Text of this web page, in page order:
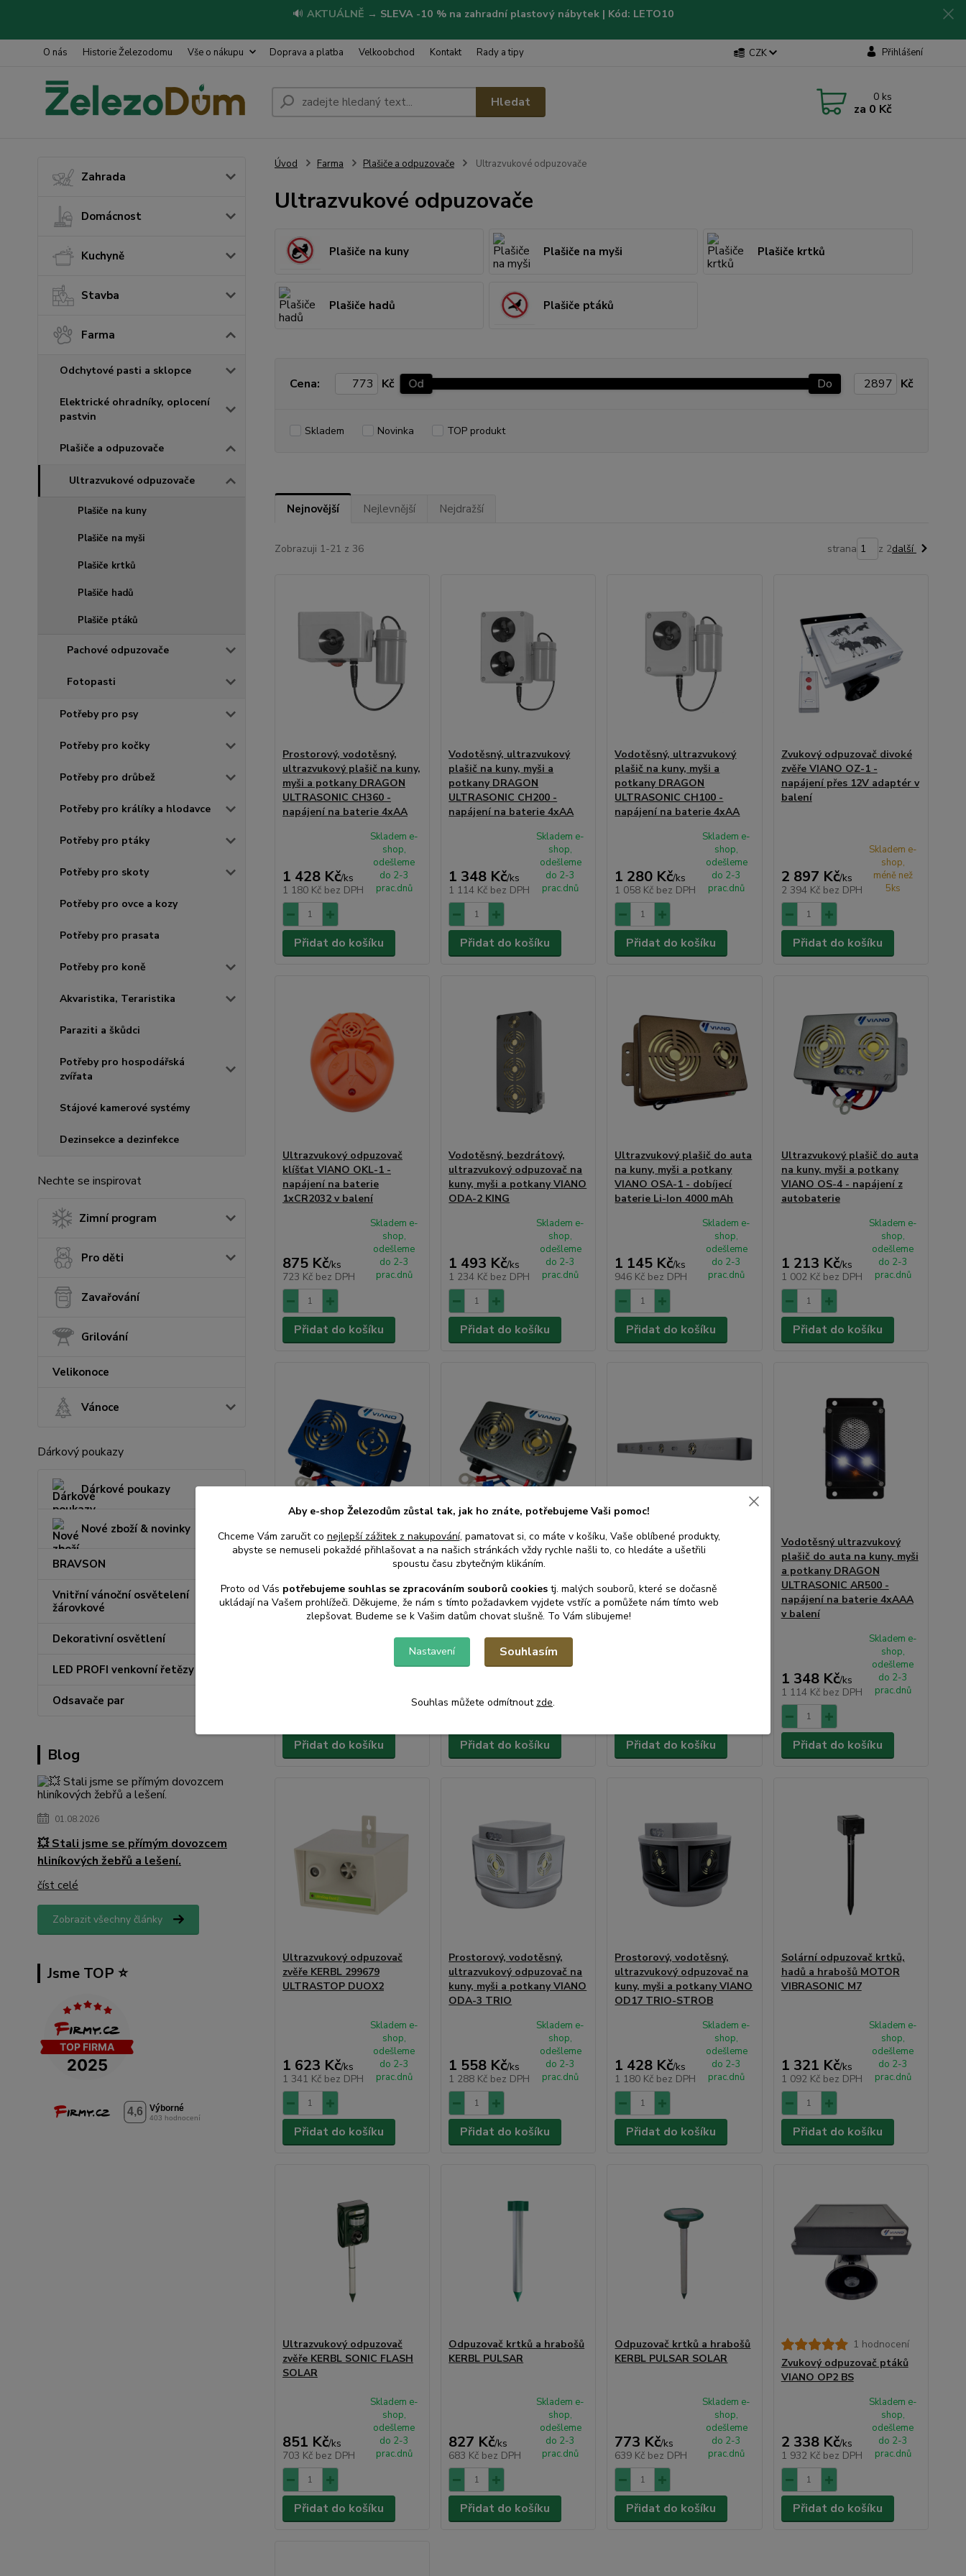
🔊 AKTUÁLNĚ → SLEVA -10 % na zahradní plastový nábytek | Kód: LETO10
O nás Historie Železodomu Vše o nákupu Doprava a platba Velkoobchod Kontakt Rady a tipy CZK Přihlášení
Hledat 0 ks
za 0 Kč
Zahrada
Domácnost
Kuchyně
Stavba
Farma
Odchytové pasti a sklopce
Elektrické ohradníky, oplocení
pastvin
Plašiče a odpuzovače
Ultrazvukové odpuzovače
Plašiče na kuny
Plašiče na myši
Plašiče krtků
Plašiče hadů
Plašiče ptáků
Pachové odpuzovače
Fotopasti
Potřeby pro psy
Potřeby pro kočky
Potřeby pro drůbež
Potřeby pro králíky a hlodavce
Potřeby pro ptáky
Potřeby pro skoty
Potřeby pro ovce a kozy
Potřeby pro prasata
Potřeby pro koně
Akvaristika, Teraristika
Paraziti a škůdci
Potřeby pro hospodářská
zvířata
Stájové kamerové systémy
Dezinsekce a dezinfekce
Nechte se inspirovat
Zimní program
Pro děti
Zavařování
Grilování
Velikonoce
Vánoce
Dárkový poukazy
Dárkové poukazy
Nové zboží & novinky
BRAVSON
Vnitřní vánoční osvětelení
žárovkové
Dekorativní osvětlení
LED PROFI venkovní řetězy
Odsavače par
Blog
01.08.2026
💥 Stali jsme se přímým dovozcem
hliníkových žebřů a lešení.
číst celé
Zobrazit všechny články
Jsme TOP ⭐️
Úvod Farma Plašiče a odpuzovače Ultrazvukové odpuzovače
Ultrazvukové odpuzovače
Plašiče na kuny Plašiče na myši Plašiče krtků
Plašiče hadů Plašiče ptáků
Cena: Kč Od Do Kč
Skladem Novinka TOP produkt
Nejnovější Nejlevnější Nejdražší
Zobrazuji 1-21 z 36 strana z 2další
Prostorový, vodotěsný,
ultrazvukový plašič na kuny,
myši a potkany DRAGON
ULTRASONIC CH360 -
napájení na baterie 4xAA
1 428 Kč/ks
1 180 Kč bez DPH
Skladem e-
shop,
odešleme
do 2-3
prac.dnů
Přidat do košíku
Vodotěsný, ultrazvukový
plašič na kuny, myši a
potkany DRAGON
ULTRASONIC CH200 -
napájení na baterie 4xAA
1 348 Kč/ks
1 114 Kč bez DPH
Skladem e-
shop,
odešleme
do 2-3
prac.dnů
Přidat do košíku
Vodotěsný, ultrazvukový
plašič na kuny, myši a
potkany DRAGON
ULTRASONIC CH100 -
napájení na baterie 4xAA
1 280 Kč/ks
1 058 Kč bez DPH
Skladem e-
shop,
odešleme
do 2-3
prac.dnů
Přidat do košíku
Zvukový odpuzovač divoké
zvěře VIANO OZ-1 -
napájení přes 12V adaptér v
balení
2 897 Kč/ks
2 394 Kč bez DPH
Skladem e-
shop,
méně než
5ks
Přidat do košíku
Ultrazvukový odpuzovač
klíšťat VIANO OKL-1 -
napájení na baterie
1xCR2032 v balení
875 Kč/ks
723 Kč bez DPH
Skladem e-
shop,
odešleme
do 2-3
prac.dnů
Přidat do košíku
Vodotěsný, bezdrátový,
ultrazvukový odpuzovač na
kuny, myši a potkany VIANO
ODA-2 KING
1 493 Kč/ks
1 234 Kč bez DPH
Skladem e-
shop,
odešleme
do 2-3
prac.dnů
Přidat do košíku
Ultrazvukový plašič do auta
na kuny, myši a potkany
VIANO OSA-1 - dobíjecí
baterie Li-Ion 4000 mAh
1 145 Kč/ks
946 Kč bez DPH
Skladem e-
shop,
odešleme
do 2-3
prac.dnů
Přidat do košíku
Ultrazvukový plašič do auta
na kuny, myši a potkany
VIANO OS-4 - napájení z
autobaterie
1 213 Kč/ks
1 002 Kč bez DPH
Skladem e-
shop,
odešleme
do 2-3
prac.dnů
Přidat do košíku
Ultrazvukový plašič do auta
na kuny, myši a potkany
VIANO OS-3 - napájení z
autobaterie
Skladem e-
odešleme
Přidat do košíku
Ultrazvukový plašič do auta
na kuny, myši a potkany
VIANO OS-2 - napájení z
autobaterie
Skladem e-
shop,
odešleme
Přidat do košíku
Vodotěsný, ultrazvukový
odpuzovač na kuny, myši a
napájení přes 12V adaptér v
balení
Přidat do košíku
Vodotěsný ultrazvukový
plašič do auta na kuny, myši
a potkany DRAGON
ULTRASONIC AR500 -
napájení na baterie 4xAAA
v balení
1 348 Kč/ks
1 114 Kč bez DPH
Skladem e-
shop,
odešleme
do 2-3
prac.dnů
Přidat do košíku
Ultrazvukový odpuzovač
zvěře KERBL 299679
ULTRASTOP DUOX2
1 623 Kč/ks
1 341 Kč bez DPH
Skladem e-
shop,
odešleme
do 2-3
prac.dnů
Přidat do košíku
Prostorový, vodotěsný,
ultrazvukový odpuzovač na
kuny, myši a potkany VIANO
ODA-3 TRIO
1 558 Kč/ks
1 288 Kč bez DPH
Skladem e-
shop,
odešleme
do 2-3
prac.dnů
Přidat do košíku
Prostorový, vodotěsný,
ultrazvukový odpuzovač na
kuny, myši a potkany VIANO
OD17 TRIO-STROB
1 428 Kč/ks
1 180 Kč bez DPH
Skladem e-
shop,
odešleme
do 2-3
prac.dnů
Přidat do košíku
Solární odpuzovač krtků,
hadů a hrabošů MOTOR
VIBRASONIC M7
1 321 Kč/ks
1 092 Kč bez DPH
Skladem e-
shop,
odešleme
do 2-3
prac.dnů
Přidat do košíku
Ultrazvukový odpuzovač
zvěře KERBL SONIC FLASH
SOLAR
851 Kč/ks
703 Kč bez DPH
Skladem e-
shop,
odešleme
do 2-3
prac.dnů
Přidat do košíku
Odpuzovač krtků a hrabošů
KERBL PULSAR
827 Kč/ks
683 Kč bez DPH
Skladem e-
shop,
odešleme
do 2-3
prac.dnů
Přidat do košíku
Odpuzovač krtků a hrabošů
KERBL PULSAR SOLAR
773 Kč/ks
639 Kč bez DPH
Skladem e-
shop,
odešleme
do 2-3
prac.dnů
Přidat do košíku
1 hodnocení
Zvukový odpuzovač ptáků
VIANO OP2 BS
2 338 Kč/ks
1 932 Kč bez DPH
Skladem e-
shop,
odešleme
do 2-3
prac.dnů
Přidat do košíku
Aby e-shop Železodům zůstal tak, jak ho znáte, potřebujeme Vaši pomoc!
Chceme Vám zaručit co nejlepší zážitek z nakupování, pamatovat si, co máte v košíku, Vaše oblíbené produkty,
abyste se nemuseli pokaždé přihlašovat a na našich stránkách vždy rychle našli to, co hledáte a ušetřili
spoustu času zbytečným klikáním.
Proto od Vás potřebujeme souhlas se zpracováním souborů cookies tj. malých souborů, které se dočasně
ukládají na Vašem prohlížeči. Děkujeme, že nám s tímto požadavkem vyjdete vstříc a pomůžete nám tímto web
zlepšovat. Budeme se k Vašim datům chovat slušně. To Vám slibujeme!
Nastavení Souhlasím
Souhlas můžete odmítnout zde.